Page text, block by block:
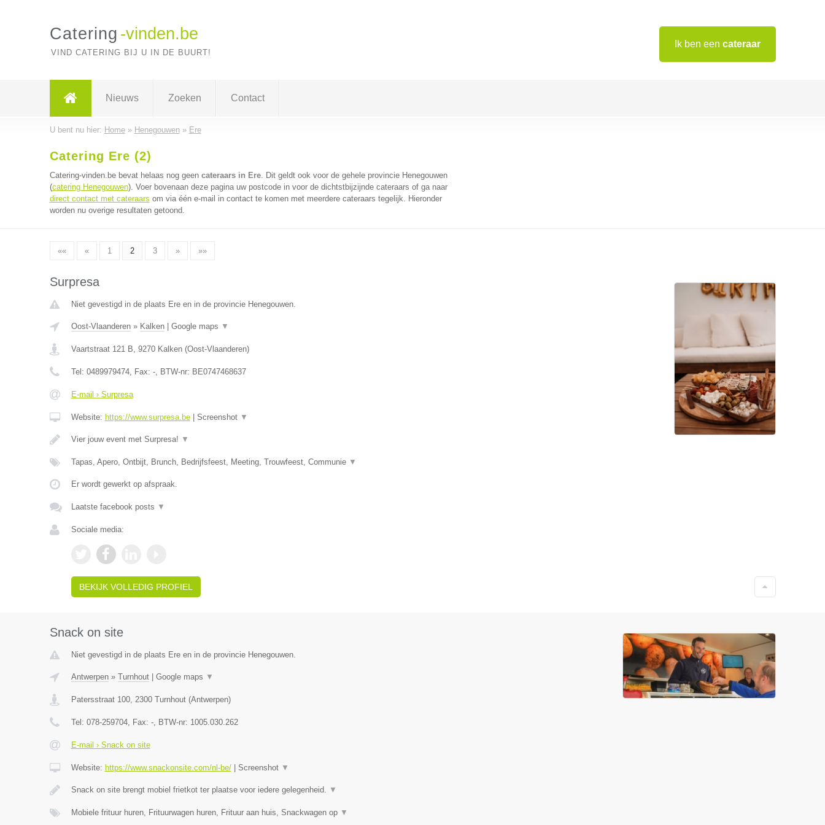
Ik ben een cateraar
Catering -vinden.be
VIND CATERING BIJ U IN DE BUURT!
Nieuws Zoeken Contact
U bent nu hier: Home» Henegouwen» Ere
Catering Ere (2)
Catering-vinden.be bevat helaas nog geen cateraars in Ere. Dit geldt ook voor de gehele provincie Henegouwen
(catering Henegouwen). Voer bovenaan deze pagina uw postcode in voor de dichtstbijzijnde cateraars of ga naar
direct contact met cateraars om via één e-mail in contact te komen met meerdere cateraars tegelijk. Hieronder
worden nu overige resultaten getoond.
«« « 1 2 3 » »»
Surpresa
Niet gevestigd in de plaats Ere en in de provincie Henegouwen.
Oost-Vlaanderen» Kalken| Google maps ▼
Vaartstraat 121 B, 9270 Kalken(Oost-Vlaanderen)
Tel: 0489979474, Fax: -, BTW-nr: BE0747468637
E-mail › Surpresa
Website: https://www.surpresa.be| Screenshot ▼
Vier jouw event met Surpresa! ▼
Tapas, Apero, Ontbijt, Brunch, Bedrijfsfeest, Meeting, Trouwfeest, Communie ▼
Er wordt gewerkt op afspraak.
Laatste facebook posts ▼
Sociale media:
BEKIJK VOLLEDIG PROFIEL
Snack on site
Niet gevestigd in de plaats Ere en in de provincie Henegouwen.
Antwerpen» Turnhout| Google maps ▼
Patersstraat 100, 2300 Turnhout(Antwerpen)
Tel: 078-259704, Fax: -, BTW-nr: 1005.030.262
E-mail › Snack on site
Website: https://www.snackonsite.com/nl-be/| Screenshot ▼
Snack on site brengt mobiel frietkot ter plaatse voor iedere gelegenheid. ▼
Mobiele frituur huren, Frituurwagen huren, Frituur aan huis, Snackwagen op ▼